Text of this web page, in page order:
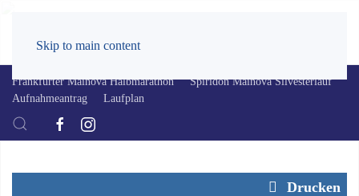
Skip to main content
Frankfurter Mainova Halbmarathon
Spiridon Mainova Silvesterlauf
Aufnahmeantrag
Laufplan
Drucken